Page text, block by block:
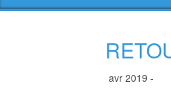
avr 2019 -